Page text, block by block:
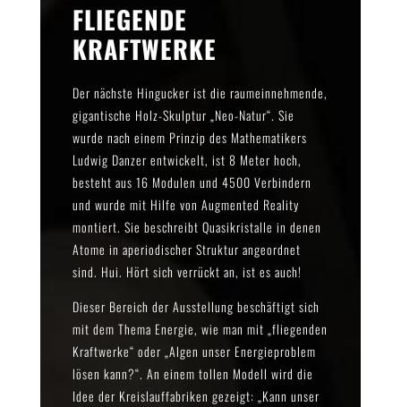
FLIEGENDE
KRAFTWERKE
Der nächste Hingucker ist die raumeinnehmende,
gigantische Holz-Skulptur „Neo-Natur“. Sie
wurde nach einem Prinzip des Mathematikers
Ludwig Danzer entwickelt, ist 8 Meter hoch,
besteht aus 16 Modulen und 4500 Verbindern
und wurde mit Hilfe von Augmented Reality
montiert. Sie beschreibt Quasikristalle in denen
Atome in aperiodischer Struktur angeordnet
sind. Hui. Hört sich verrückt an, ist es auch!
Dieser Bereich der Ausstellung beschäftigt sich
mit dem Thema Energie, wie man mit „fliegenden
Kraftwerke“ oder „Algen unser Energieproblem
lösen kann?“. An einem tollen Modell wird die
Idee der Kreislauffabriken gezeigt: „Kann unser